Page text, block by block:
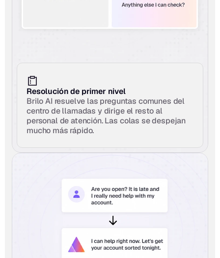
Resolución de primer nivel
Brilo AI resuelve las preguntas comunes del
centro de llamadas y dirige el resto al
personal de atención. Las colas se despejan
mucho más rápido.